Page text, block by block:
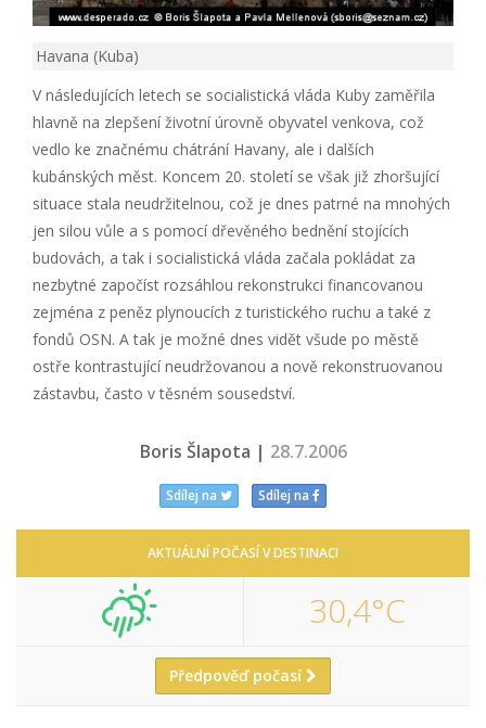
Havana (Kuba)
V následujících letech se socialistická vláda Kuby zaměřila
hlavně na zlepšení životní úrovně obyvatel venkova, což
vedlo ke značnému chátrání Havany, ale i dalších
kubánských měst. Koncem 20. století se však již zhoršující
situace stala neudržitelnou, což je dnes patrné na mnohých
jen silou vůle a s pomocí dřevěného bednění stojících
budovách, a tak i socialistická vláda začala pokládat za
nezbytné započíst rozsáhlou rekonstrukci financovanou
zejména z peněz plynoucích z turistického ruchu a také z
fondů OSN. A tak je možné dnes vidět všude po městě
ostře kontrastující neudržovanou a nově rekonstruovanou
zástavbu, často v těsném sousedství.
Boris Šlapota | 28.7.2006
Sdílej na Sdílej na
AKTUÁLNÍ POČASÍ V DESTINACI
30,4°C
Předpověď počasí